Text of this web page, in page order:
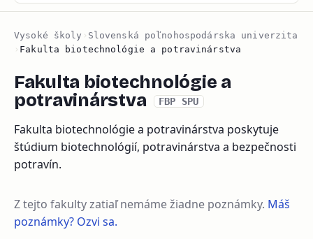
Vysoké školy › Slovenská poľnohospodárska univerzita
› Fakulta biotechnológie a potravinárstva
Fakulta biotechnológie a
potravinárstva
FBP SPU
Fakulta biotechnológie a potravinárstva poskytuje
štúdium biotechnológií, potravinárstva a bezpečnosti
potravín.
Z tejto fakulty zatiaľ nemáme žiadne poznámky. Máš
poznámky? Ozvi sa.